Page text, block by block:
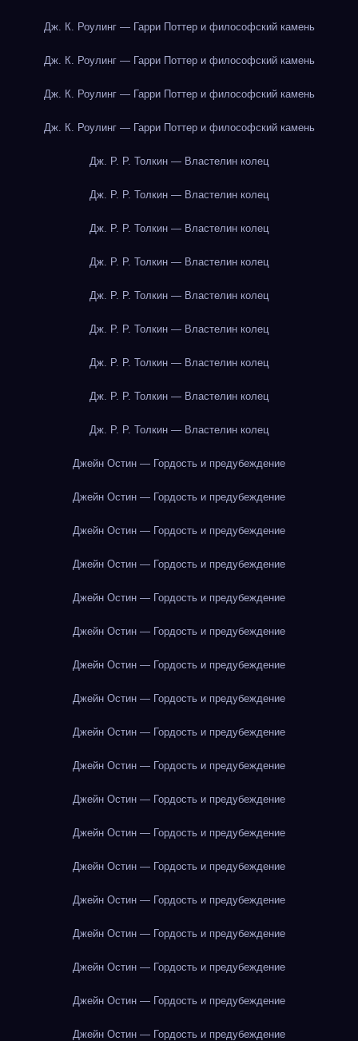
Дж. К. Роулинг — Гарри Поттер и философский камень
Дж. К. Роулинг — Гарри Поттер и философский камень
Дж. К. Роулинг — Гарри Поттер и философский камень
Дж. К. Роулинг — Гарри Поттер и философский камень
Дж. Р. Р. Толкин — Властелин колец
Дж. Р. Р. Толкин — Властелин колец
Дж. Р. Р. Толкин — Властелин колец
Дж. Р. Р. Толкин — Властелин колец
Дж. Р. Р. Толкин — Властелин колец
Дж. Р. Р. Толкин — Властелин колец
Дж. Р. Р. Толкин — Властелин колец
Дж. Р. Р. Толкин — Властелин колец
Дж. Р. Р. Толкин — Властелин колец
Джейн Остин — Гордость и предубеждение
Джейн Остин — Гордость и предубеждение
Джейн Остин — Гордость и предубеждение
Джейн Остин — Гордость и предубеждение
Джейн Остин — Гордость и предубеждение
Джейн Остин — Гордость и предубеждение
Джейн Остин — Гордость и предубеждение
Джейн Остин — Гордость и предубеждение
Джейн Остин — Гордость и предубеждение
Джейн Остин — Гордость и предубеждение
Джейн Остин — Гордость и предубеждение
Джейн Остин — Гордость и предубеждение
Джейн Остин — Гордость и предубеждение
Джейн Остин — Гордость и предубеждение
Джейн Остин — Гордость и предубеждение
Джейн Остин — Гордость и предубеждение
Джейн Остин — Гордость и предубеждение
Джейн Остин — Гордость и предубеждение